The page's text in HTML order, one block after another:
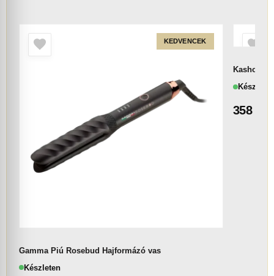
KEDVENCEK
Gamma Piú Rosebud Hajformázó vas
Készleten
Kasho
Készleten
358